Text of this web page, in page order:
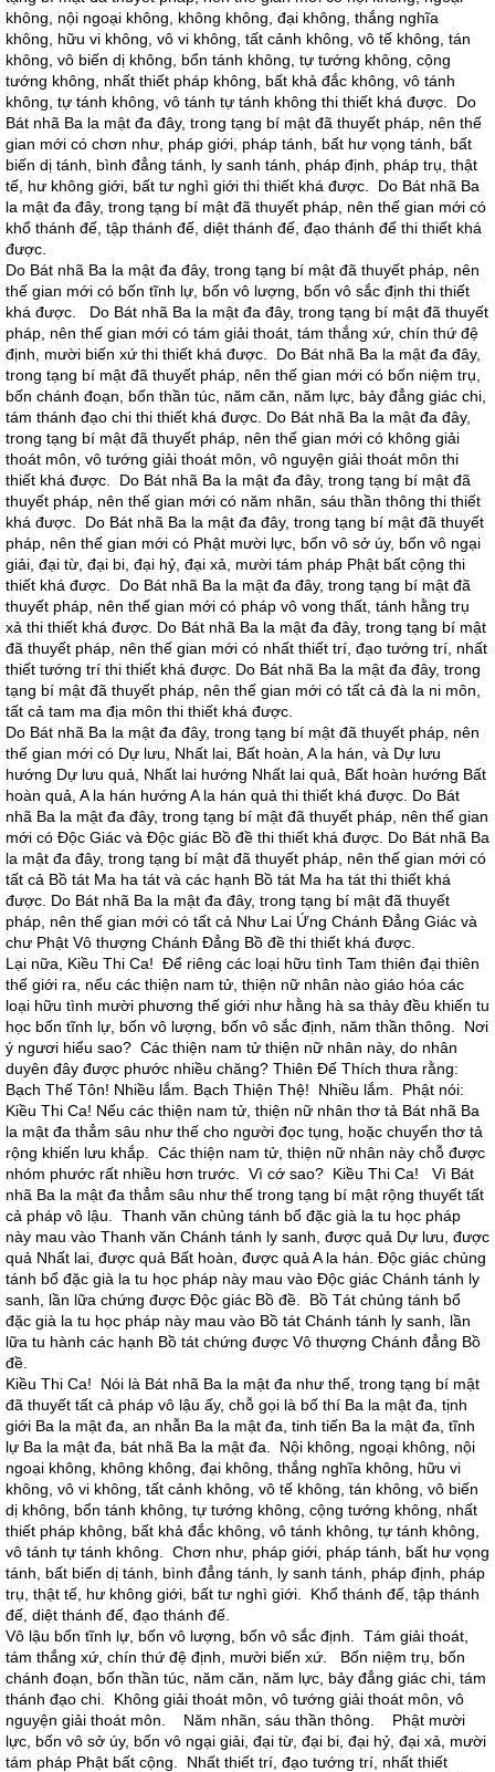
không, nội ngoại không, không không, đại không, thắng nghĩa
không, hữu vi không, vô vi không, tất cảnh không, vô tế không, tán
không, vô biến dị không, bổn tánh không, tự tướng không, cộng
tướng không, nhất thiết pháp không, bất khả đắc không, vô tánh
không, tự tánh không, vô tánh tự tánh không thi thiết khá được. Do
Bát nhã Ba la mật đa đây, trong tạng bí mật đã thuyết pháp, nên thế
gian mới có chơn như, pháp giới, pháp tánh, bất hư vọng tánh, bất
biến dị tánh, bình đẳng tánh, ly sanh tánh, pháp định, pháp trụ, thật
tế, hư không giới, bất tư nghì giới thi thiết khá được. Do Bát nhã Ba
la mật đa đây, trong tạng bí mật đã thuyết pháp, nên thế gian mới có
khổ thánh đế, tập thánh đế, diệt thánh đế, đạo thánh đế thi thiết khá
được.
Do Bát nhã Ba la mật đa đây, trong tạng bí mật đã thuyết pháp, nên
thế gian mới có bốn tĩnh lự, bốn vô lượng, bốn vô sắc định thi thiết
khá được. Do Bát nhã Ba la mật đa đây, trong tạng bí mật đã thuyết
pháp, nên thế gian mới có tám giải thoát, tám thắng xứ, chín thứ đệ
định, mười biến xứ thi thiết khá được. Do Bát nhã Ba la mật đa đây,
trong tạng bí mật đã thuyết pháp, nên thế gian mới có bốn niệm trụ,
bốn chánh đoạn, bốn thần túc, năm căn, năm lực, bảy đẳng giác chi,
tám thánh đạo chi thi thiết khá được. Do Bát nhã Ba la mật đa đây,
trong tạng bí mật đã thuyết pháp, nên thế gian mới có không giải
thoát môn, vô tướng giải thoát môn, vô nguyện giải thoát môn thi
thiết khá được. Do Bát nhã Ba la mật đa đây, trong tạng bí mật đã
thuyết pháp, nên thế gian mới có năm nhãn, sáu thần thông thi thiết
khá được. Do Bát nhã Ba la mật đa đây, trong tạng bí mật đã thuyết
pháp, nên thế gian mới có Phật mười lực, bốn vô sở úy, bốn vô ngại
giải, đại từ, đại bi, đại hỷ, đại xả, mười tám pháp Phật bất cộng thi
thiết khá được. Do Bát nhã Ba la mật đa đây, trong tạng bí mật đã
thuyết pháp, nên thế gian mới có pháp vô vong thất, tánh hằng trụ
xả thi thiết khá được. Do Bát nhã Ba la mật đa đây, trong tạng bí mật
đã thuyết pháp, nên thế gian mới có nhất thiết trí, đạo tướng trí, nhất
thiết tướng trí thi thiết khá được. Do Bát nhã Ba la mật đa đây, trong
tạng bí mật đã thuyết pháp, nên thế gian mới có tất cả đà la ni môn,
tất cả tam ma địa môn thi thiết khá được.
Do Bát nhã Ba la mật đa đây, trong tạng bí mật đã thuyết pháp, nên
thế gian mới có Dự lưu, Nhất lai, Bất hoàn, A la hán, và Dự lưu
hướng Dự lưu quả, Nhất lai hướng Nhất lai quả, Bất hoàn hướng Bất
hoàn quả, A la hán hướng A la hán quả thi thiết khá được. Do Bát
nhã Ba la mật đa đây, trong tạng bí mật đã thuyết pháp, nên thế gian
mới có Độc Giác và Độc giác Bồ đề thi thiết khá được. Do Bát nhã Ba
la mật đa đây, trong tạng bí mật đã thuyết pháp, nên thế gian mới có
tất cả Bồ tát Ma ha tát và các hạnh Bồ tát Ma ha tát thi thiết khá
được. Do Bát nhã Ba la mật đa đây, trong tạng bí mật đã thuyết
pháp, nên thế gian mới có tất cả Như Lai Ứng Chánh Đẳng Giác và
chư Phật Vô thượng Chánh Đẳng Bồ đề thi thiết khá được.
Lại nữa, Kiều Thi Ca! Để riêng các loại hữu tình Tam thiên đại thiên
thế giới ra, nếu các thiện nam tử, thiện nữ nhân nào giáo hóa các
loại hữu tình mười phương thế giới như hằng hà sa thảy đều khiến tu
học bốn tĩnh lự, bốn vô lượng, bốn vô sắc định, năm thần thông. Nơi
ý ngươi hiểu sao? Các thiện nam tử thiện nữ nhân này, do nhân
duyên đây được phước nhiều chăng? Thiên Đế Thích thưa rằng:
Bạch Thế Tôn! Nhiều lắm. Bạch Thiện Thệ! Nhiều lắm. Phật nói:
Kiều Thi Ca! Nếu các thiện nam tử, thiện nữ nhân thơ tả Bát nhã Ba
la mật đa thẳm sâu như thế cho người đọc tụng, hoặc chuyển thơ tả
rộng khiến lưu khắp. Các thiện nam tử, thiện nữ nhân này chỗ được
nhóm phước rất nhiều hơn trước. Vì cớ sao? Kiều Thi Ca! Vì Bát
nhã Ba la mật đa thẳm sâu như thế trong tạng bí mật rộng thuyết tất
cả pháp vô lậu. Thanh văn chủng tánh bổ đặc già la tu học pháp
này mau vào Thanh văn Chánh tánh ly sanh, được quả Dự lưu, được
quả Nhất lai, được quả Bất hoàn, được quả A la hán. Độc giác chủng
tánh bổ đặc già la tu học pháp này mau vào Độc giác Chánh tánh ly
sanh, lần lữa chứng được Độc giác Bồ đề. Bồ Tát chủng tánh bổ
đặc già la tu học pháp này mau vào Bồ tát Chánh tánh ly sanh, lần
lữa tu hành các hạnh Bồ tát chứng được Vô thượng Chánh đẳng Bồ
đề.
Kiều Thi Ca! Nói là Bát nhã Ba la mật đa như thế, trong tạng bí mật
đã thuyết tất cả pháp vô lậu ấy, chỗ gọi là bố thí Ba la mật đa, tịnh
giới Ba la mật đa, an nhẫn Ba la mật đa, tinh tiến Ba la mật đa, tĩnh
lự Ba la mật đa, bát nhã Ba la mật đa. Nội không, ngoại không, nội
ngoại không, không không, đại không, thắng nghĩa không, hữu vi
không, vô vi không, tất cảnh không, vô tế không, tán không, vô biến
dị không, bổn tánh không, tự tướng không, cộng tướng không, nhất
thiết pháp không, bất khả đắc không, vô tánh không, tự tánh không,
vô tánh tự tánh không. Chơn như, pháp giới, pháp tánh, bất hư vọng
tánh, bất biến dị tánh, bình đẳng tánh, ly sanh tánh, pháp định, pháp
trụ, thật tế, hư không giới, bất tư nghì giới. Khổ thánh đế, tập thánh
đế, diệt thánh đế, đạo thánh đế.
Vô lậu bốn tĩnh lự, bốn vô lượng, bốn vô sắc định. Tám giải thoát,
tám thắng xứ, chín thứ đệ định, mười biến xứ. Bốn niệm trụ, bốn
chánh đoạn, bốn thần túc, năm căn, năm lực, bảy đẳng giác chi, tám
thánh đạo chi. Không giải thoát môn, vô tướng giải thoát môn, vô
nguyện giải thoát môn. Năm nhãn, sáu thần thông. Phật mười
lực, bốn vô sở úy, bốn vô ngại giải, đại từ, đại bi, đại hỷ, đại xả, mười
tám pháp Phật bất cộng. Nhất thiết trí, đạo tướng trí, nhất thiết